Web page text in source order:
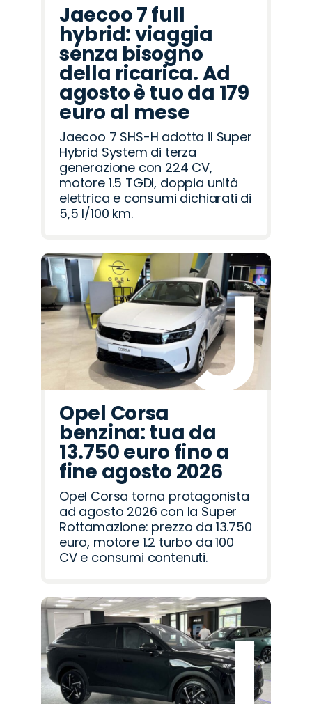
Jaecoo 7 full
hybrid: viaggia
senza bisogno
della ricarica. Ad
agosto è tuo da 179
euro al mese
Jaecoo 7 SHS-H adotta il Super
Hybrid System di terza
generazione con 224 CV,
motore 1.5 TGDI, doppia unità
elettrica e consumi dichiarati di
5,5 l/100 km.
Opel Corsa
benzina: tua da
13.750 euro fino a
fine agosto 2026
Opel Corsa torna protagonista
ad agosto 2026 con la Super
Rottamazione: prezzo da 13.750
euro, motore 1.2 turbo da 100
CV e consumi contenuti.